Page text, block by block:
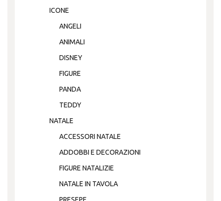
ICONE
ANGELI
ANIMALI
DISNEY
FIGURE
PANDA
TEDDY
NATALE
ACCESSORI NATALE
ADDOBBI E DECORAZIONI
FIGURE NATALIZIE
NATALE IN TAVOLA
PRESEPE